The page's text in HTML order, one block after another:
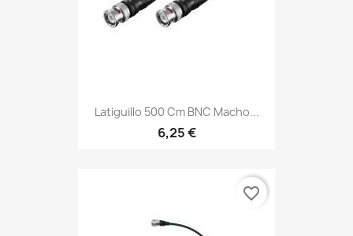
Latiguillo 500 Cm BNC Macho...
6,25 €
favorite_border